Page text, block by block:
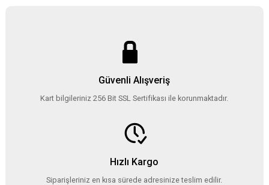
Güvenli Alışveriş
Kart bilgileriniz 256 Bit SSL Sertifikası ile korunmaktadır.
Hızlı Kargo
Siparişleriniz en kısa sürede adresinize teslim edilir.